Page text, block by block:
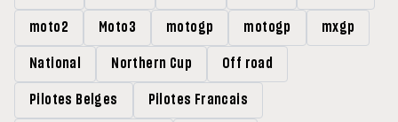
moto2 Moto3 motogp motogp mxgp
National Northern Cup Off road
Pilotes Belges Pilotes Francais